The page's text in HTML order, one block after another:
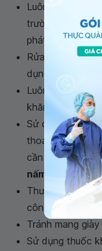
Luôn giữ chân
trường ẩm ướt
phát triển.
Rửa chân sạch
dụng khăn để
Luôn sử dụng
khăn tắm, khăn
Sử dụng tất có
thoáng da bàn
cần lưu ý thay
nấm bàn chân.
Thường xuyên
công cộng.
Tránh mang
Sử dụng thuốc